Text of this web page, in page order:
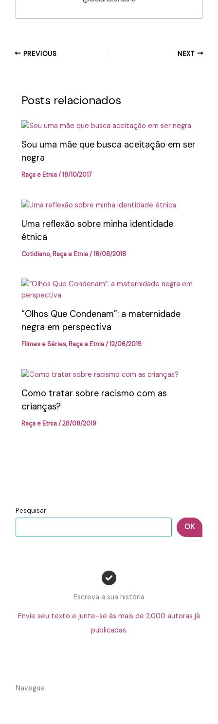
Pesquisar
OK
Escreva a sua história
Envie seu texto e junte-se às mais de 2.000 autoras já
publicadas.
Navegue
PREVIOUS NEXT
Posts relacionados
Sou uma mãe que busca aceitação em ser
negra
Raça e Etnia/18/10/2017
Uma reflexão sobre minha identidade
étnica
Cotidiano,Raça e Etnia/16/08/2018
“Olhos Que Condenam”: a maternidade
negra em perspectiva
Filmes e Séries,Raça e Etnia/12/06/2019
Como tratar sobre racismo com as
crianças?
Raça e Etnia/28/08/2019